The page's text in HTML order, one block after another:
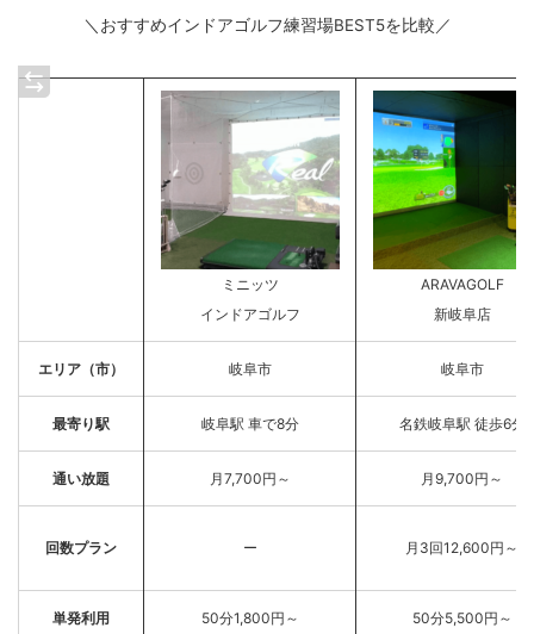
＼おすすめインドアゴルフ練習場BEST5を比較／
ミニッツ
インドアゴルフ
ARAVAGOLF
新岐阜店
エリア（市） 岐阜市 岐阜市
最寄り駅 岐阜駅 車で8分 名鉄岐阜駅 徒歩6分
通い放題 月7,700円～ 月9,700円～
回数プラン ー 月3回12,600円～
単発利用 50分1,800円～ 50分5,500円～